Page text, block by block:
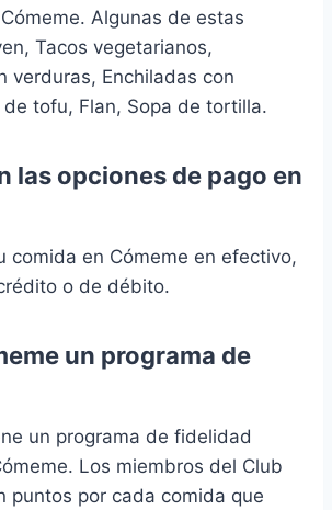
Algunas de estas
Tacos vegetarianos,
verduras, Enchiladas con
tofu, Flan, Sopa de tortilla.
las opciones de pago en
comida en Cómeme en efectivo,
o de débito.
un programa de
un programa de fidelidad
Los miembros del Club
puntos por cada comida que